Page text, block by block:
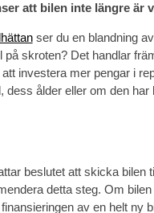
att bilen inte längre är
ser du en blandning
på skroten? Det handlar
investera mer pengar i
dess ålder eller om den
beslutet att skicka bilen
detta steg. Om
av en helt ny